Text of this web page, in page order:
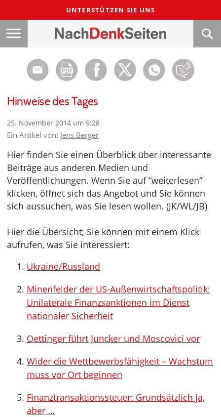
UNTERSTÜTZEN SIE UNS
Hinweise des Tages
25. November 2014 um 9:28
Ein Artikel von: Jens Berger
Hier finden Sie einen Überblick über interessante
Beiträge aus anderen Medien und
Veröffentlichungen. Wenn Sie auf “weiterlesen”
klicken, öffnet sich das Angebot und Sie können
sich aussuchen, was Sie lesen wollen. (JK/WL/JB)
Hier die Übersicht; Sie können mit einem Klick
aufrufen, was Sie interessiert:
Ukraine/Russland
Minenfelder der US-Außenwirtschaftspolitik:
Unilaterale Finanzsanktionen im Dienst
nationaler Sicherheit
Oettinger führt Juncker und Moscovici vor
Wider die Wettbewerbsfähigkeit – Wachstum
muss vor Ort beginnen
Finanztransaktionssteuer: Grundsätzlich ja,
aber …